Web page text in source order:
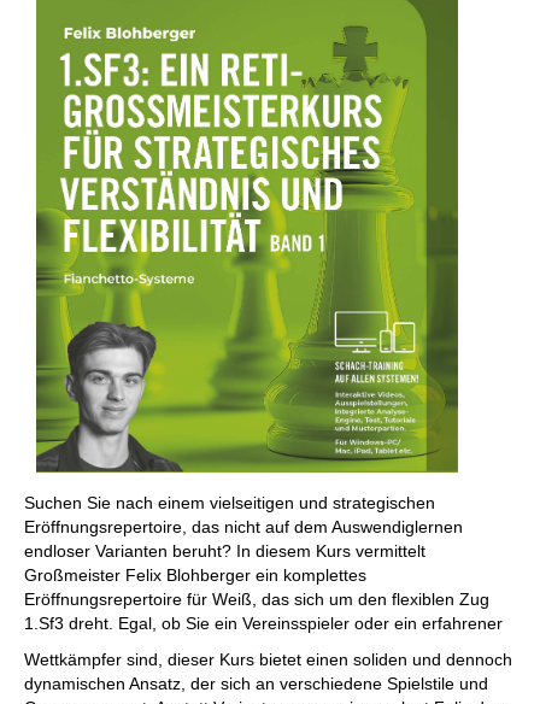
Suchen Sie nach einem vielseitigen und strategischen
Eröffnungsrepertoire, das nicht auf dem Auswendiglernen
endloser Varianten beruht? In diesem Kurs vermittelt
Großmeister Felix Blohberger ein komplettes
Eröffnungsrepertoire für Weiß, das sich um den flexiblen Zug
1.Sf3 dreht. Egal, ob Sie ein Vereinsspieler oder ein erfahrener
Wettkämpfer sind, dieser Kurs bietet einen soliden und dennoch
dynamischen Ansatz, der sich an verschiedene Spielstile und